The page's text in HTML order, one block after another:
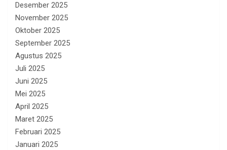
Desember 2025
November 2025
Oktober 2025
September 2025
Agustus 2025
Juli 2025
Juni 2025
Mei 2025
April 2025
Maret 2025
Februari 2025
Januari 2025